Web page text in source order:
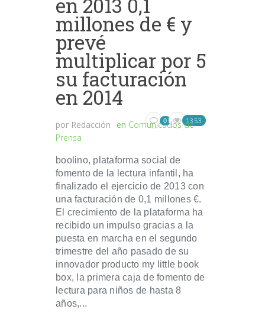
en 2013 0,1
millones de € y
prevé
multiplicar por 5
su facturación
en 2014
por Redacción en Comunicados de
Prensa
0 1353
boolino, plataforma social de
fomento de la lectura infantil, ha
finalizado el ejercicio de 2013 con
una facturación de 0,1 millones €.
El crecimiento de la plataforma ha
recibido un impulso gracias a la
puesta en marcha en el segundo
trimestre del año pasado de su
innovador producto my little book
box, la primera caja de fomento de
lectura para niños de hasta 8
años,...